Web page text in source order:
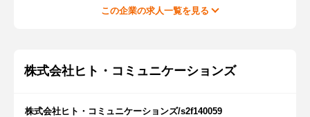
この企業の求人一覧を見る
株式会社ヒト・コミュニケーションズ
株式会社ヒト・コミュニケーションズ/s2f140059